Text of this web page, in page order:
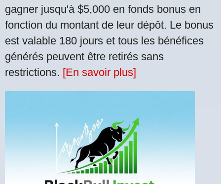
gagner jusqu'à $5,000 en fonds bonus en
fonction du montant de leur dépôt. Le bonus
est valable 180 jours et tous les bénéfices
générés peuvent être retirés sans
restrictions. [En savoir plus]